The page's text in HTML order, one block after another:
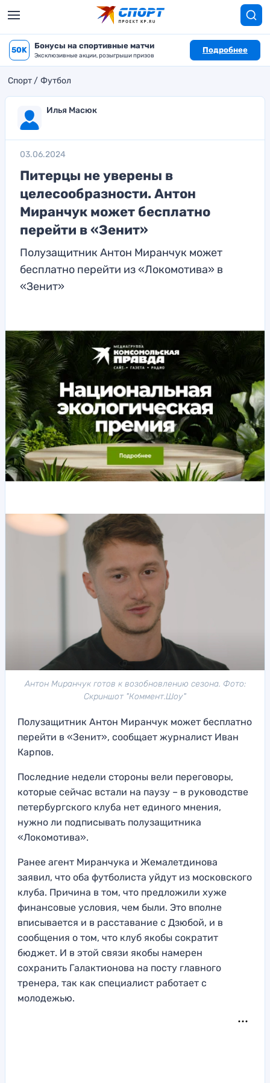
50K Бонусы на спортивные матчи
Эксклюзивные акции, розыгрыши призов
Подробнее
Спорт Футбол
Илья Масюк
03.06.2024
Питерцы не уверены в
целесообразности. Антон
Миранчук может бесплатно
перейти в «Зенит»
Полузащитник Антон Миранчук может
бесплатно перейти из «Локомотива» в
«Зенит»
Антон Миранчук готов к возобновлению сезона. Фото:
Скриншот "Коммент.Шоу"
Полузащитник Антон Миранчук может бесплатно
перейти в «Зенит», сообщает журналист Иван
Карпов.
Последние недели стороны вели переговоры,
которые сейчас встали на паузу – в руководстве
петербургского клуба нет единого мнения,
нужно ли подписывать полузащитника
«Локомотива».
Ранее агент Миранчука и Жемалетдинова
заявил, что оба футболиста уйдут из московского
клуба. Причина в том, что предложили хуже
финансовые условия, чем были. Это вполне
вписывается и в расставание с Дзюбой, и в
сообщения о том, что клуб якобы сократит
бюджет. И в этой связи якобы намерен
сохранить Галактионова на посту главного
тренера, так как специалист работает с
молодежью.